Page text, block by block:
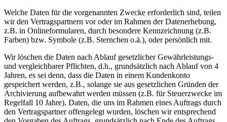
Welche Daten für die vorgenannten Zwecke erforderlich sind, teilen
wir den Vertragspartnern vor oder im Rahmen der Datenerhebung,
z.B. in Onlineformularen, durch besondere Kennzeichnung (z.B.
Farben) bzw. Symbole (z.B. Sternchen o.ä.), oder persönlich mit.
Wir löschen die Daten nach Ablauf gesetzlicher Gewährleistungs-
und vergleichbarer Pflichten, d.h., grundsätzlich nach Ablauf von 4
Jahren, es sei denn, dass die Daten in einem Kundenkonto
gespeichert werden, z.B., solange sie aus gesetzlichen Gründen der
Archivierung aufbewahrt werden müssen (z.B. für Steuerzwecke im
Regelfall 10 Jahre). Daten, die uns im Rahmen eines Auftrags durch
den Vertragspartner offengelegt wurden, löschen wir entsprechend